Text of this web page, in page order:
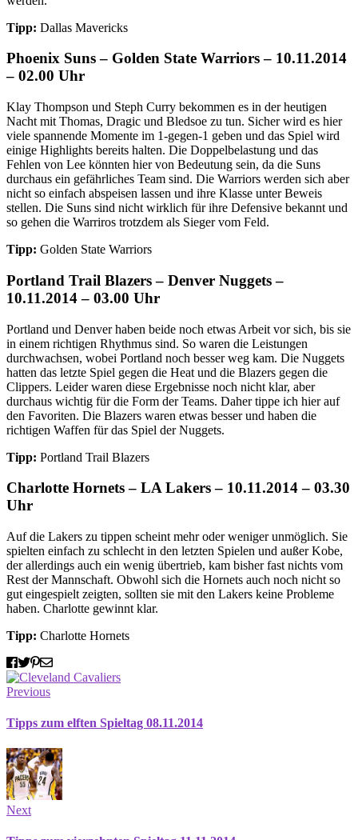
Tipp: Dallas Mavericks
Phoenix Suns – Golden State Warriors – 10.11.2014
– 02.00 Uhr
Klay Thompson und Steph Curry bekommen es in der heutigen
Nacht mit Thomas, Dragic und Bledsoe zu tun. Sicher wird es hier
viele spannende Momente im 1-gegen-1 geben und das Spiel wird
einige Highlights bereits halten. Die Doppelbelastung und das
Fehlen von Lee könnten hier von Bedeutung sein, da die Suns
durchaus ein gefährliches Team sind. Die Warriors werden sich aber
nicht so einfach abspeisen lassen und ihre Klasse unter Beweis
stellen. Die Suns sind nicht wirklich für ihre Defensive bekannt und
so gehen die Warriros trotzdem als Sieger vom Feld.
Tipp: Golden State Warriors
Portland Trail Blazers – Denver Nuggets –
10.11.2014 – 03.00 Uhr
Portland und Denver haben beide noch etwas Arbeit vor sich, bis sie
in einem richtigen Rhythmus sind. So waren die Leistungen
durchwachsen, wobei Portland noch besser weg kam. Die Nuggets
hatten das letzte Spiel gegen die Heat und die Blazers gegen die
Clippers. Leider waren diese Ergebnisse noch nicht klar, aber
durchaus wichtig für die Form der Teams. Daher tippe ich hier auf
den Favoriten. Die Blazers waren etwas besser und haben die
richtigen Waffen für das Spiel der Nuggets.
Tipp: Portland Trail Blazers
Charlotte Hornets – LA Lakers – 10.11.2014 – 03.30
Uhr
Auf die Lakers zu tippen scheint mehr oder weniger unmöglich. Sie
spielten einfach zu schlecht in den letzten Spielen und außer Kobe,
der allerdings auch ein wenig übertrieb, kam bisher fast nichts vom
Rest der Mannschaft. Obwohl sich die Hornets auch noch nicht so
gut eingespielt zeigten, sollten sie mit den Lakers keine Probleme
haben. Charlotte gewinnt klar.
Tipp: Charlotte Hornets
Previous
Tipps zum elften Spieltag 08.11.2014
Next